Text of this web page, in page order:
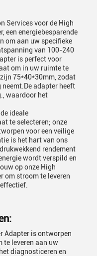
Services voor de High
een energiebesparende
om aan uw specifieke
van 100-240
is perfect voor
om in uw ruimte te
75*40*30mm, zodat
adapter heeft
waardoor het
ideale
te selecteren; onze
voor een veilige
is het hart van ons
rendement
wordt verspild en
op onze High
om stroom te leveren
Adapter is ontworpen
te leveren aan uw
diagnosticeren en